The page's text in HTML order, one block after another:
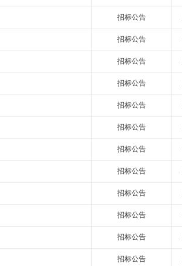
招标公告
招标公告
招标公告
招标公告
招标公告
招标公告
招标公告
招标公告
招标公告
招标公告
招标公告
招标公告